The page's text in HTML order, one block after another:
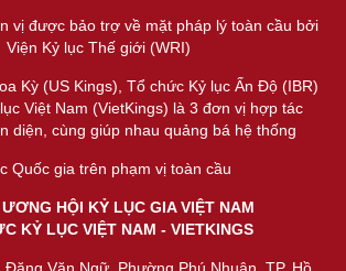
vị được bảo trợ về mặt pháp lý toàn cầu bởi
Viện Kỷ lục Thế giới (WRI)
Kỳ (US Kings), Tổ chức Kỷ lục Ấn Độ (IBR)
Việt Nam (VietKings) là 3 đơn vị hợp tác
diện, cùng giúp nhau quảng bá hệ thống
Quốc gia trên phạm vị toàn cầu
HỘI KỶ LỤC GIA VIỆT NAM
KỶ LỤC VIỆT NAM - VIETKINGS